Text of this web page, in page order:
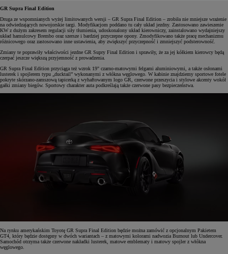
GR Supra Final Edition
Druga ze wspomnianych wyżej limitowanych wersji – GR Supra Final Edition – zrobiła nie mniejsze wrażenie
na odwiedzających nowojorskie targi. Modyfikacjom poddano tu cały układ jezdny. Zastosowano zawieszenie
KW z dużym zakresem regulacji siły tłumienia, udoskonalony układ kierowniczy, zainstalowano wydajniejszy
układ hamulcowy Brembo oraz szersze i bardziej przyczepne opony. Zmodyfikowano także pracę mechanizmu
różnicowego oraz zastosowano inne ustawienia, aby zwiększyć przyczepność i zmniejszyć podsterowność.
Zmiany te poprawiły właściwości jezdne GR Supry Final Edition i sprawiły, że za jej kółkiem kierowcy będą
czerpać jeszcze większą przyjemność z prowadzenia.
GR Supra Final Edition przyciąga też wzrok 19" czarno-matowymi felgami aluminiowymi, a także osłonami
lusterek i spojlerem typu „ducktail” wykonanymi z włókna węglowego. W kabinie znajdziemy sportowe fotele
pokryte skórzano-zamszową tapicerką z wyhaftowanym logo GR, czerwone przeszycia i stylowe akcenty wokół
gałki zmiany biegów. Sportowy charakter auta podkreślają także czerwone pasy bezpieczeństwa.
Na rynku amerykańskim Toyotę GR Supra Final Edition będzie można zamówić z opcjonalnym Pakietem
GT4, który będzie dostępny w dwóch wariantach – z matowymi kolorami nadwozia Burnout lub Undercover.
Samochód otrzyma także czerwone nakładki lusterek, matowe emblematy i matowy spojler z włókna
węglowego.